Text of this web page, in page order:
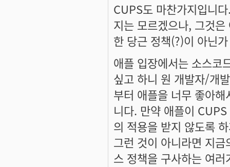
CUPS도 마찬가지입니
지는 모르겠으나, 그것
한 당근 정책(?)이 아닌
애플 입장에서는 소스코
싶고 하니 원 개발자/개
부터 애플을 너무 좋아
니다. 만약 애플이
의 적용을 받지 않도록
그런 것이 아니라면 지
스 정책을 구사하는 여